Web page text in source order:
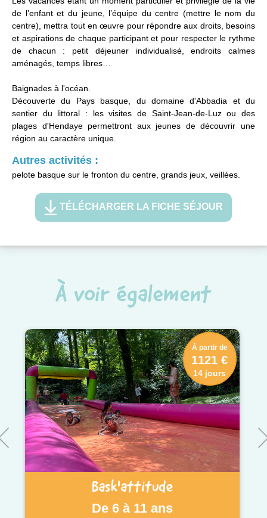
de l’enfant et du jeune, l’équipe du centre (mettre le nom du
centre), mettra tout en œuvre pour répondre aux droits, besoins
et aspirations de chaque participant et pour respecter le rythme
de chacun : petit déjeuner individualisé, endroits calmes
aménagés, temps libres…
Baignades à l'océan.
Découverte du Pays basque, du domaine d'Abbadia et du
sentier du littoral : les visites de Saint-Jean-de-Luz ou des
plages d'Hendaye permettront aux jeunes de découvrir une
région au caractère unique.
Autres activités :
pelote basque sur le fronton du centre, grands jeux, veillées.
TÉLÉCHARGER LA FICHE SÉJOUR
À voir également
Bask'attitude
De 6 à 11 ans
À partir de
1121 €
14 jours